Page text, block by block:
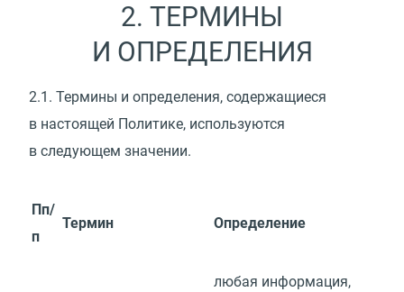
2. ТЕРМИНЫ
И ОПРЕДЕЛЕНИЯ
2.1. Термины и определения, содержащиеся
в настоящей Политике, используются
в следующем значении.
Пп/
п
Термин Определение
любая информация,